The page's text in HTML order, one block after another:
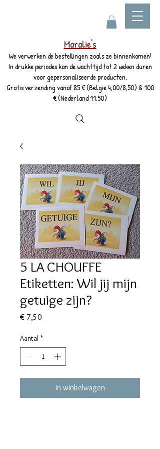
Maralie's
We verwerken de bestellingen zoals ze binnenkomen!
In drukke periodes kan de wachttijd tot 2 weken duren
voor gepersonaliseerde producten.
Gratis verzending vanaf 85 € (België 4,00/8,50) & 100
€ (Nederland 11,50)
5 LA CHOUFFE
Etiketten: Wil jij mijn
getuige zijn?
€ 7,50
Aantal *
In winkelwagen